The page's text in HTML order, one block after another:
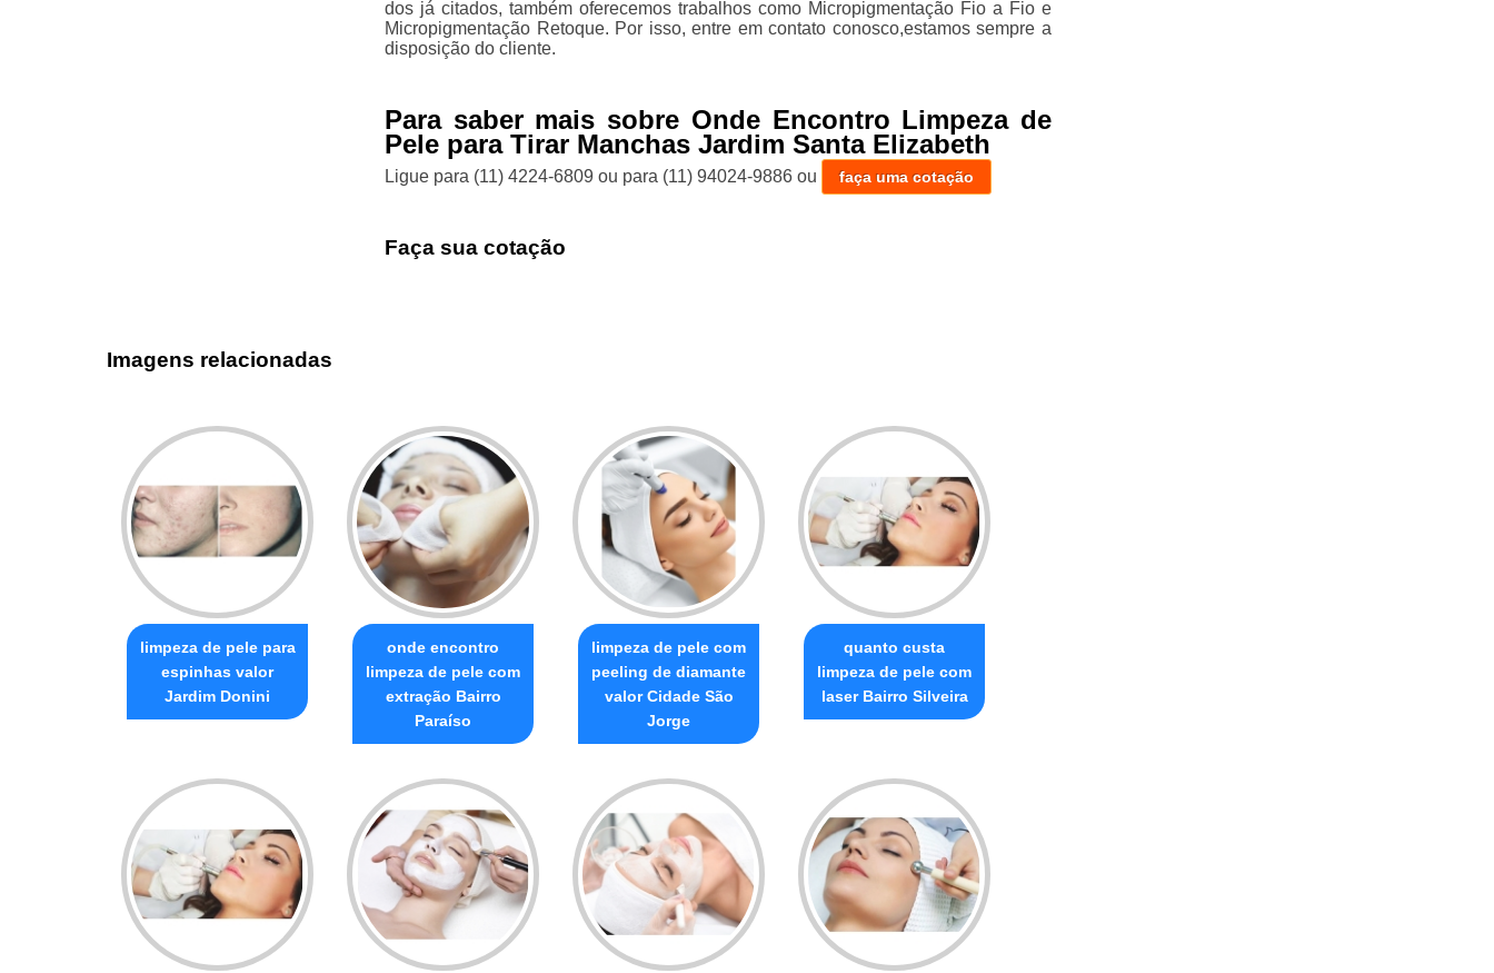
dos já citados, também oferecemos trabalhos como Micropigmentação Fio a Fio e
Micropigmentação Retoque. Por isso, entre em contato conosco,estamos sempre a
disposição do cliente.
Para saber mais sobre Onde Encontro Limpeza de
Pele para Tirar Manchas Jardim Santa Elizabeth
Ligue para (11) 4224-6809 ou para (11) 94024-9886 ou faça uma cotação
Faça sua cotação
Imagens relacionadas
limpeza de pele para
espinhas valor
Jardim Donini
onde encontro
limpeza de pele com
extração Bairro
Paraíso
limpeza de pele com
peeling de diamante
valor Cidade São
Jorge
quanto custa
limpeza de pele com
laser Bairro Silveira